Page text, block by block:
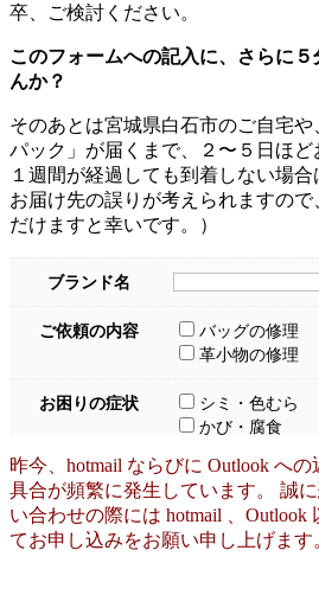
卒、ご検討ください。
このフォームへの記入に、さらに
んか？
そのあとは宮城県白石市のご自宅
パック」が届くまで、２〜５日ほ
１週間が経過しても到着しない場合
お届け先の誤りが考えられますの
だけますと幸いです。）
昨今、hotmail ならびに Outlook へ
具合が頻繁に発生しています。 誠
い合わせの際には hotmail 、Outlook
てお申し込みをお願い申し上げます